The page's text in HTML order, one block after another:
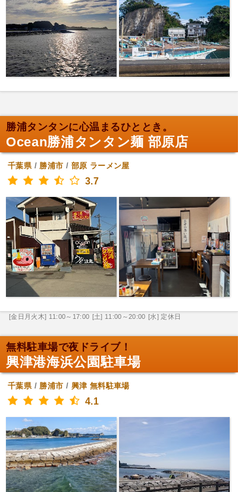
勝浦タンタンに心温まるひととき。
Ocean勝浦タンタン麺 部原店
千葉県/ 勝浦市 / 部原 ラーメン屋
3.7
[金日月火木] 11:00～17:00 [土] 11:00～20:00 [水] 定休日
無料駐車場で夜ドライブ！
興津港海浜公園駐車場
千葉県/ 勝浦市 / 興津 無料駐車場
4.1